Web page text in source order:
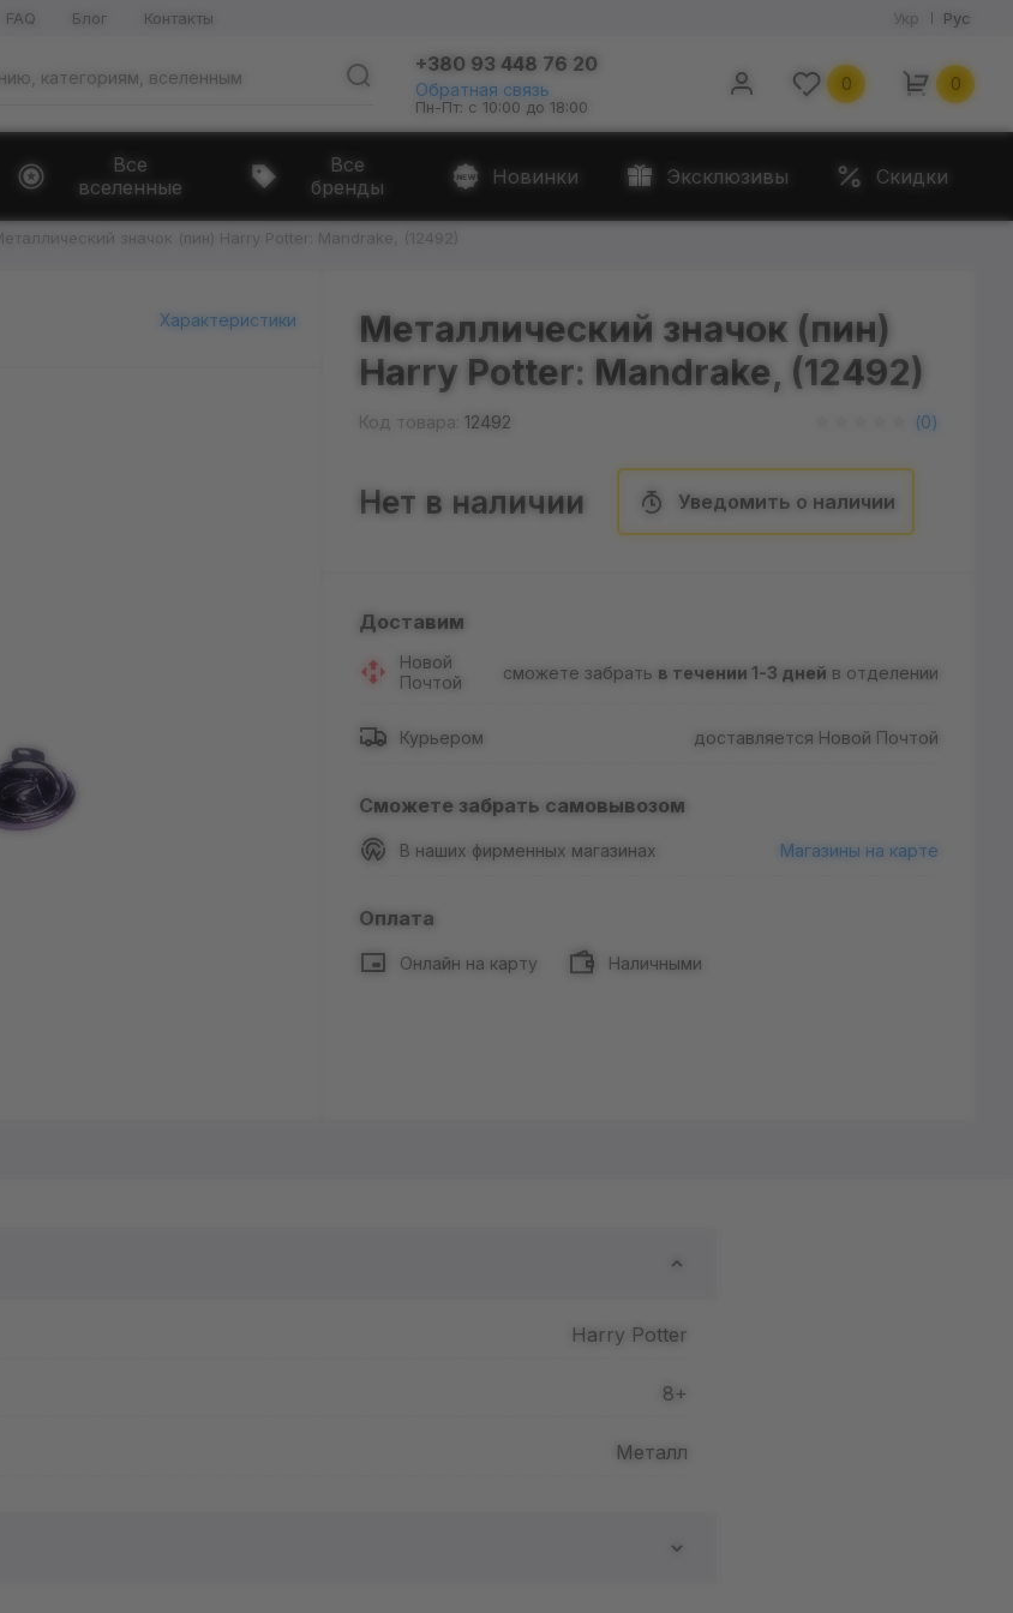
FAQ Блог Контакты Укр Рус
+380 93 448 76 20
Обратная связь
Пн-Пт: с 10:00 до 18:00
0 0
Все
вселенные
Все
бренды
Новинки Эксклюзивы Скидки
Металлический значок (пин) Harry Potter: Mandrake, (12492)
Характеристики
Металлический значок (пин)
Harry Potter: Mandrake, (12492)
Код товара: 12492 (0)
Нет в наличии Уведомить о наличии
Доставим
Новой
Почтой
сможете забрать в течении 1-3 дней в отделении
Курьером доставляется Новой Почтой
Сможете забрать самовывозом
В наших фирменных магазинах Магазины на карте
Оплата
Онлайн на карту Наличными
Harry Potter
8+
Металл